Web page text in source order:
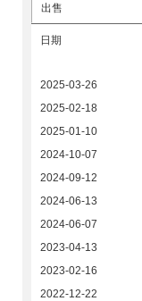
出售
日期
2025-03-26
2025-02-18
2025-01-10
2024-10-07
2024-09-12
2024-06-13
2024-06-07
2023-04-13
2023-02-16
2022-12-22